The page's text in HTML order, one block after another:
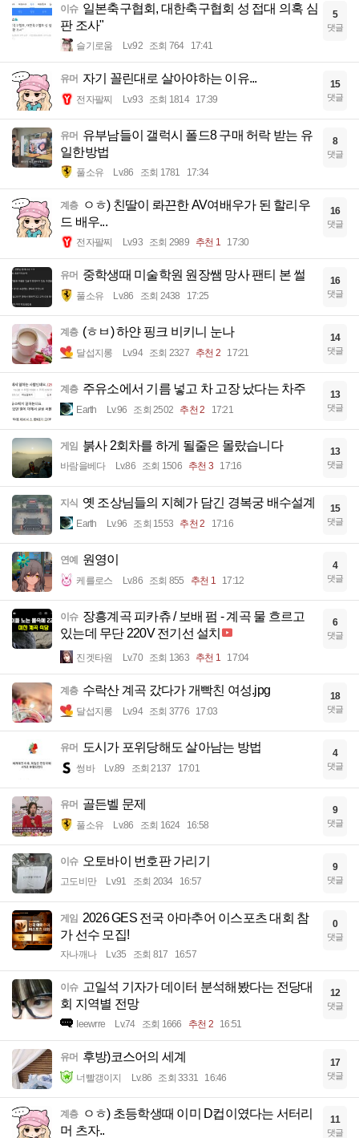
이슈 일본축구협회, 대한축구협회 성 접대 의혹 심
판 조사"
슬기로움 Lv.92 조회 764 17:41
5
댓글
유머 자기 꼴린대로 살아야하는 이유...
전자팔찌 Lv.93 조회 1814 17:39
15
댓글
유머 유부남들이 갤럭시 폴드8 구매 허락 받는 유
일한방법
풀소유 Lv.86 조회 1781 17:34
8
댓글
계층
ㅇㅎ) 친딸이 롸끈한 AV여배우가 된 할리우
드 배우...
전자팔찌 Lv.93 조회 2989 추천 1 17:30
16
댓글
유머 중학생때 미술학원 원장쌤 망사 팬티 본 썰
풀소유 Lv.86 조회 2438 17:25
16
댓글
계층 (ㅎㅂ) 하얀 핑크 비키니 눈나
달섭지롱 Lv.94 조회 2327 추천 2 17:21
14
댓글
계층 주유소에서 기름 넣고 차 고장 났다는 차주
Earth Lv.96 조회 2502 추천 2 17:21
13
댓글
게임 붉사 2회차를 하게 될줄은 몰랐습니다
바람을베다 Lv.86 조회 1506 추천 3 17:16
13
댓글
지식 옛 조상님들의 지혜가 담긴 경복궁 배수설계
Earth Lv.96 조회 1553 추천 2 17:16
15
댓글
연예 원영이
케를로스 Lv.86 조회 855 추천 1 17:12
4
댓글
이슈 장흥계곡 피카츄 / 보배 펌 - 계곡 물 흐르고
있는데 무단 220V 전기선 설치
진겟타원 Lv.70 조회 1363 추천 1 17:04
6
댓글
계층 수락산 계곡 갔다가 개빡친 여성.jpg
달섭지롱 Lv.94 조회 3776 17:03
18
댓글
유머 도시가 포위당해도 살아남는 방법
썽바 Lv.89 조회 2137 17:01
4
댓글
유머 골든벨 문제
풀소유 Lv.86 조회 1624 16:58
9
댓글
이슈 오토바이 번호판 가리기
고도비만 Lv.91 조회 2034 16:57
9
댓글
게임
2026 GES 전국 아마추어 이스포츠 대회 참
가 선수 모집!
자나깨나 Lv.35 조회 817 16:57
0
댓글
이슈 고일석 기자가 데이터 분석해봤다는 전당대
회 지역별 전망
Ieewrre Lv.74 조회 1666 추천 2 16:51
12
댓글
유머 후방)코스어의 세계
너빨갱이지 Lv.86 조회 3331 16:46
17
댓글
계층
ㅇㅎ) 초등학생때 이미 D컵이였다는 서터리
머 츠자..
11
댓글